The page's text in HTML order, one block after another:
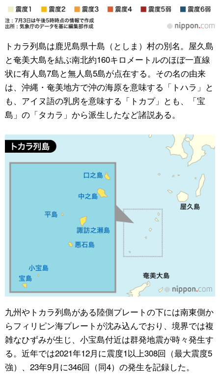
トカラ列島は鹿児島県十島（としま）村の別名。屋久島
と奄美大島を結ぶ南北約160キロメートルのほぼ一直線
状に有人島7島と無人島5島が点在する。その名の由来
は、沖縄・奄美地方で沖の海原を意味する「トハラ」と
も、アイヌ語の乳房を意味する「トカプ」とも、「宝
島」の「タカラ」から派生したなど諸説ある。
九州やトカラ列島がある陸側プレートの下には南東側か
らフィリピン海プレートが沈み込んでおり、境界では複
雑なひずみが生じ、小宝島付近は群発地震が時々発生す
る。近年では2021年12月に震度1以上308回（最大震度5
強）、23年9月に346回（同4）の発生を記録した。